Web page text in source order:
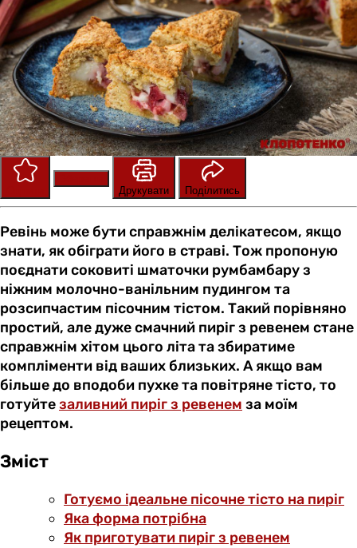
Друкувати
Поділитись
Ревінь може бути справжнім делікатесом, якщо
знати, як обіграти його в страві. Тож пропоную
поєднати соковиті шматочки румбамбару з
ніжним молочно-ванільним пудингом та
розсипчастим пісочним тістом. Такий порівняно
простий, але дуже смачний пиріг з ревенем стане
справжнім хітом цього літа та збиратиме
компліменти від ваших близьких. А якщо вам
більше до вподоби пухке та повітряне тісто, то
готуйтезаливний пиріг з ревенем за моїм
рецептом.
Зміст
Готуємо ідеальне пісочне тісто на пиріг
Яка форма потрібна
Як приготувати пиріг з ревенем